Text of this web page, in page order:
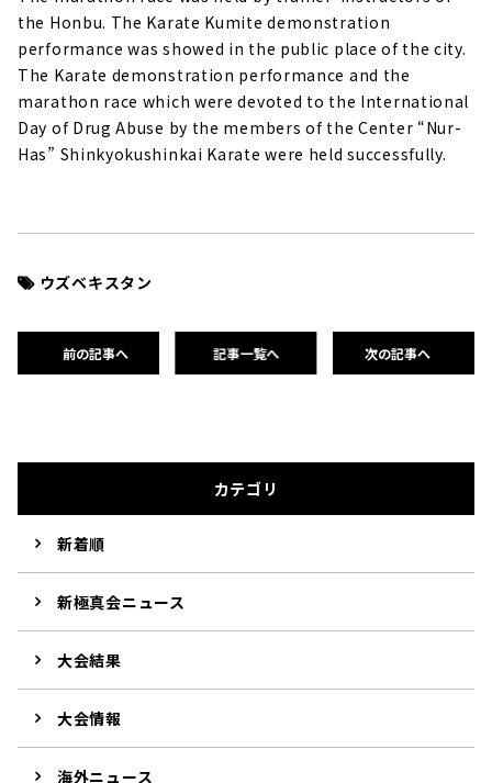
the Honbu. The Karate Kumite demonstration
performance was showed in the public place of the city.
The Karate demonstration performance and the
marathon race which were devoted to the International
Day of Drug Abuse by the members of the Center “Nur-
Has” Shinkyokushinkai Karate were held successfully.
ウズベキスタン
前の記事へ 記事一覧へ 次の記事へ
カテゴリ
新着順
新極真会ニュース
大会結果
大会情報
海外ニュース